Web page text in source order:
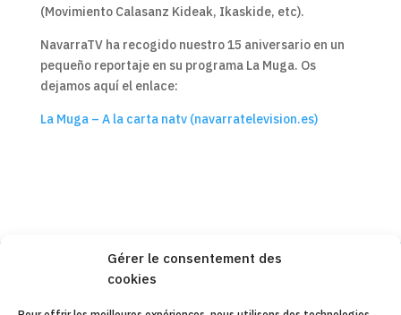
Gérer le consentement des
cookies
(Movimiento Calasanz Kideak, Ikaskide, etc).
NavarraTV ha recogido nuestro 15 aniversario en un
pequeño reportaje en su programa La Muga. Os
dejamos aquí el enlace:
La Muga – A la carta natv (navarratelevision.es)
Copyleft 2025